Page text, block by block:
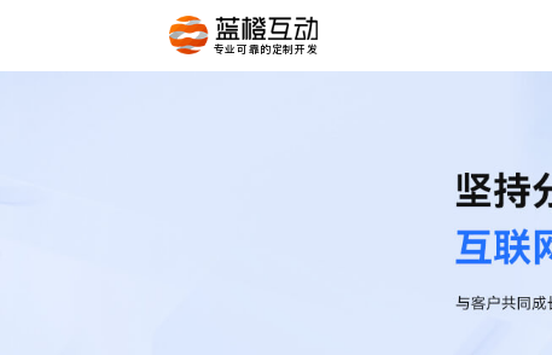
专业可靠的定制开发